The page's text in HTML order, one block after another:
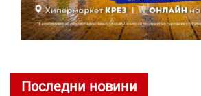
Последни новини